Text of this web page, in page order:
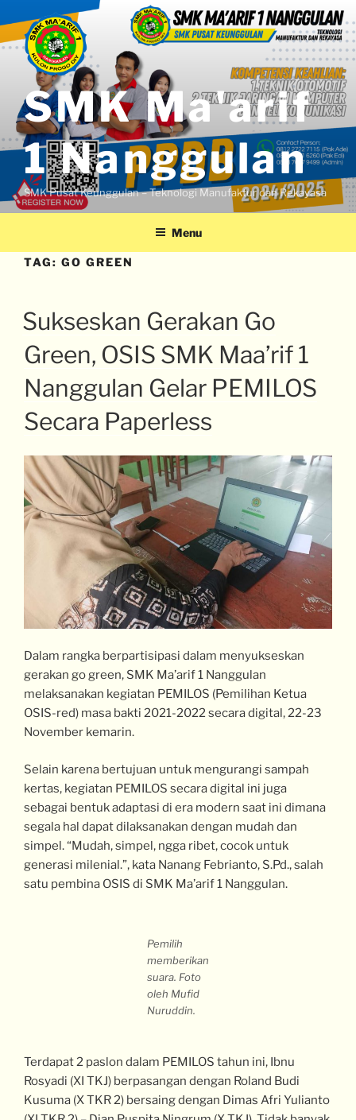
SMK Ma'arif
1 Nanggulan
SMK Pusat Keunggulan – Teknologi Manufaktur dan Rekayasa
Menu
TAG: GO GREEN
Sukseskan Gerakan Go
Green, OSIS SMK Maa’rif 1
Nanggulan Gelar PEMILOS
Secara Paperless
Dalam rangka berpartisipasi dalam menyukseskan
gerakan go green, SMK Ma’arif 1 Nanggulan
melaksanakan kegiatan PEMILOS (Pemilihan Ketua
OSIS-red) masa bakti 2021-2022 secara digital, 22-23
November kemarin.
Selain karena bertujuan untuk mengurangi sampah
kertas, kegiatan PEMILOS secara digital ini juga
sebagai bentuk adaptasi di era modern saat ini dimana
segala hal dapat dilaksanakan dengan mudah dan
simpel. “Mudah, simpel, ngga ribet, cocok untuk
generasi milenial.”, kata Nanang Febrianto, S.Pd., salah
satu pembina OSIS di SMK Ma’arif 1 Nanggulan.
Pemilih
memberikan
suara. Foto
oleh Mufid
Nuruddin.
Terdapat 2 paslon dalam PEMILOS tahun ini, Ibnu
Rosyadi (XI TKJ) berpasangan dengan Roland Budi
Kusuma (X TKR 2) bersaing dengan Dimas Afri Yulianto